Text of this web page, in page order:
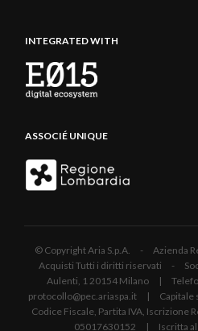
INTEGRATED WITH
ASSOCIÉ UNIQUE
© Copyright Aria S.p.A. - Azienda
Acquisti Tutti i diritti riservati -
Aulenti, 1 20154 Milano |
protocollo@pec.ariaspa.it | Capitale
Codice Fiscale, Partita IVA, Iscrizione
05017630152 | Iscritta al